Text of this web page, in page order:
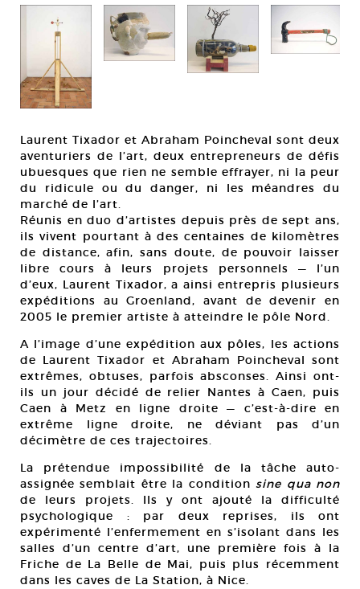
Laurent Tixador et Abraham Poincheval sont deux
aventuriers de l’art, deux entrepreneurs de défis
ubuesques que rien ne semble effrayer, ni la peur
du ridicule ou du danger, ni les méandres du
marché de l’art.
Réunis en duo d’artistes depuis près de sept ans,
ils vivent pourtant à des centaines de kilomètres
de distance, afin, sans doute, de pouvoir laisser
libre cours à leurs projets personnels — l’un
d’eux, Laurent Tixador, a ainsi entrepris plusieurs
expéditions au Groenland, avant de devenir en
2005 le premier artiste à atteindre le pôle Nord.
A l’image d’une expédition aux pôles, les actions
de Laurent Tixador et Abraham Poincheval sont
extrêmes, obtuses, parfois absconses. Ainsi ont-
ils un jour décidé de relier Nantes à Caen, puis
Caen à Metz en ligne droite — c’est-à-dire en
extrême ligne droite, ne déviant pas d’un
décimètre de ces trajectoires.
La prétendue impossibilité de la tâche auto-
assignée semblait être la condition sine qua non
de leurs projets. Ils y ont ajouté la difficulté
psychologique : par deux reprises, ils ont
expérimenté l’enfermement en s’isolant dans les
salles d’un centre d’art, une première fois à la
Friche de La Belle de Mai, puis plus récemment
dans les caves de La Station, à Nice.